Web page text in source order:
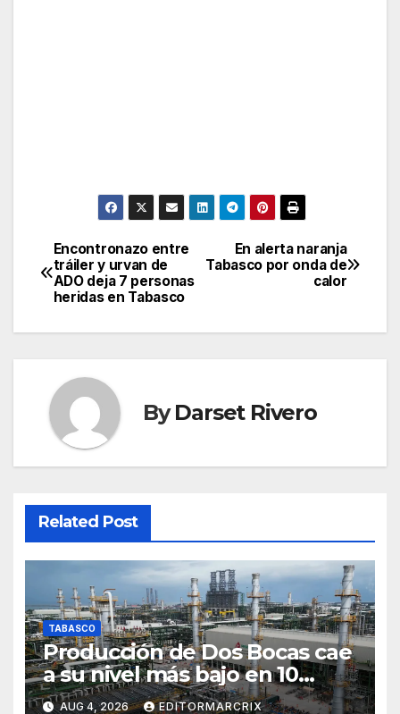
Post
navigation
En alerta naranja
Tabasco por onda de
calor
Encontronazo entre
tráiler y urvan de
ADO deja 7 personas
heridas en Tabasco
ByDarset Rivero
Related Post
TABASCO
Producción de Dos Bocas cae
a su nivel más bajo en 10
meses
AUG 4, 2026 EDITORMARCRIX